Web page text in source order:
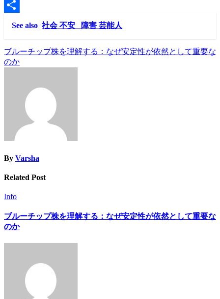
Copy
See also 社会 不安 障害 芸能人
Post
navigation
ブルーチップ株を理解する：なぜ安定性が依然として重要な
のか
By Varsha
Related Post
Info
ブルーチップ株を理解する：なぜ安定性が依然として重要な
のか